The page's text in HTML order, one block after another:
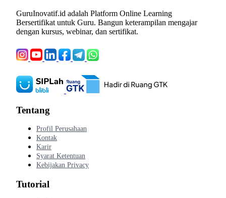
GuruInovatif.id adalah Platform Online Learning
Bersertifikat untuk Guru. Bangun keterampilan mengajar
dengan kursus, webinar, dan sertifikat.
Tentang
Profil Perusahaan
Kontak
Karir
Syarat Ketentuan
Kebijakan Privacy
Tutorial